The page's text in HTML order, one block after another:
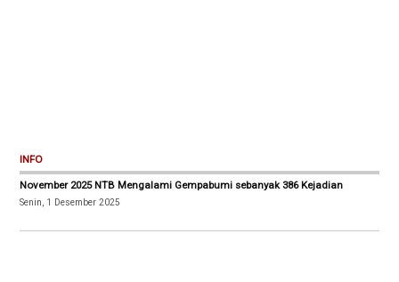
INFO
November 2025 NTB Mengalami Gempabumi sebanyak 386 Kejadian
Senin, 1 Desember 2025